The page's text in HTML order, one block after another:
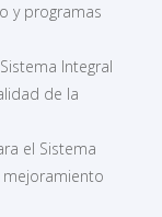
y programas
Integral
de la
el Sistema
mejoramiento